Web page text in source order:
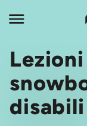
disabili